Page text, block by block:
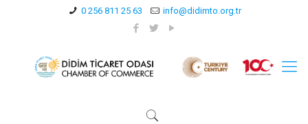
0 256 811 25 63 info@didimto.org.tr